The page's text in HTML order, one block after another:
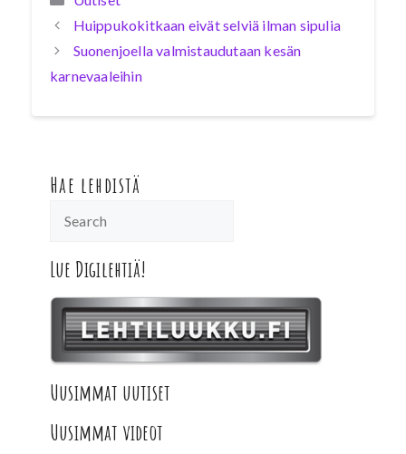
Huippukokitkaan eivät selviä ilman sipulia
Suonenjoella valmistaudutaan kesän
karnevaaleihin
Hae lehdistä
Lue Digilehtiä!
Uusimmat uutiset
Uusimmat videot